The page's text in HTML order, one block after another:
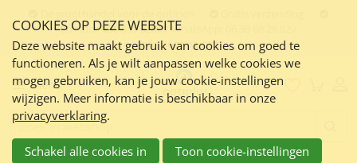
links
over
Spring
naar
de
inhoud
Spring
naar
Contact:050 551 5200 / WhatsApp: 06 38 68 28 82 /
info@optiplus.nl
Menu
Zoeken:
COOKIES OP DEZE WEBSITE
Deze website maakt gebruik van cookies om goed te
functioneren. Als je wilt aanpassen welke cookies we
mogen gebruiken, kan je jouw cookie-instellingen
wijzigen. Meer informatie is beschikbaar in onze
privacyverklaring.
Schakel alle cookies in
Toon cookie-instellingen